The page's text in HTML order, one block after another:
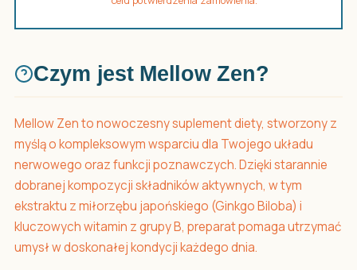
Czym jest Mellow Zen?
Mellow Zen to nowoczesny suplement diety, stworzony z
myślą o kompleksowym wsparciu dla Twojego układu
nerwowego oraz funkcji poznawczych. Dzięki starannie
dobranej kompozycji składników aktywnych, w tym
ekstraktu z miłorzębu japońskiego (Ginkgo Biloba) i
kluczowych witamin z grupy B, preparat pomaga utrzymać
umysł w doskonałej kondycji każdego dnia.